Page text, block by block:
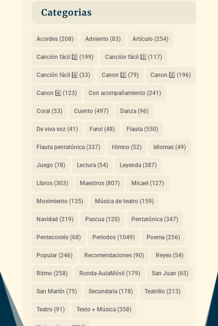
Categorias
Acordes(208) Adviento(83) Artículo(254)
Canción fácil 2️⃣ (199) Canción fácil 3️⃣ (117)
Canción fácil 4️⃣ (33) Canon 2️⃣ (79) Canon 3️⃣ (196)
Canon 4️⃣ (123) Con acompañamiento(241)
Coral (53) Cuento(497) Danza(96)
De viva voz(41) Farol (48) Flauta(550)
Flauta pentatónica(337) Himno(52) Idiomas(49)
Juego(78) Lectura(54) Leyenda(387)
Libros(303) Maestros(807) Micael (127)
Movimiento(135) Música de teatro(159)
Navidad (219) Pascua(120) Pentatónica(347)
Pentecostés(68) Periodos(1049) Poema(256)
Popular(246) Recomendaciones(90) Reyes(54)
Ritmo(258) Ronda-AulaMóvil (179) San Juan (65)
San Martín (75) Secundaria(178) Teatrillo(213)
Teatro(91) Texto + Música(358)